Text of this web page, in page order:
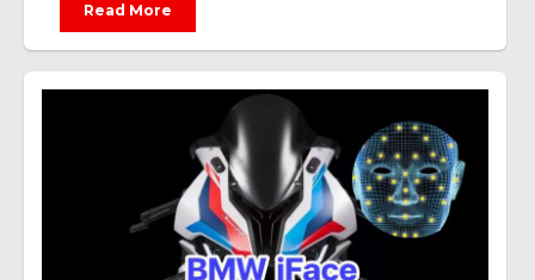
Read More